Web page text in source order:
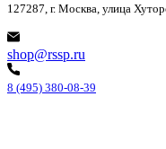
127287, г. Москва, улица
shop@rssp.ru
8 (495) 380-08-39